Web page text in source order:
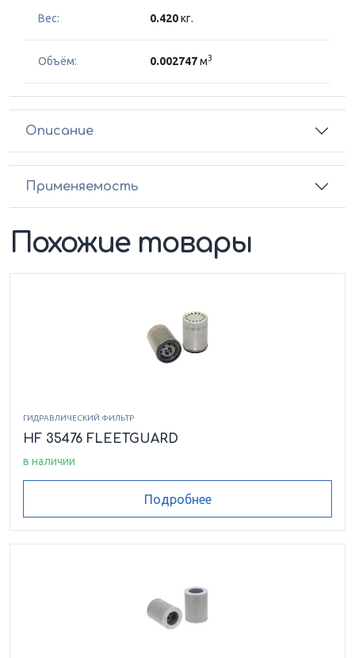
Вес: 0.420кг.
Объём: 0.002747м3
Описание
Применяемость
Похожие товары
ГИДРАВЛИЧЕСКИЙ ФИЛЬТР
HF 35476 FLEETGUARD
в наличии
Подробнее